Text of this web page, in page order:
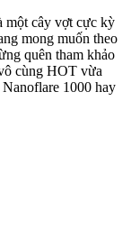
một cây vợt cực kỳ
mong muốn theo
quên tham khảo
cùng HOT vừa
1000 hay